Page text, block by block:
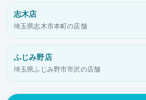
志木店
埼玉県志木市本町の店舗
ふじみ野店
埼玉県ふじみ野市市沢の店舗